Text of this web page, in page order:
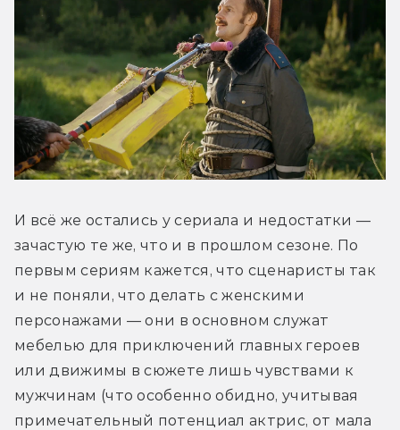
И всё же остались у сериала и недостатки —
зачастую те же, что и в прошлом сезоне. По
первым сериям кажется, что сценаристы так
и не поняли, что делать с женскими
персонажами — они в основном служат
мебелью для приключений главных героев
или движимы в сюжете лишь чувствами к
мужчинам (что особенно обидно, учитывая
примечательный потенциал актрис, от мала